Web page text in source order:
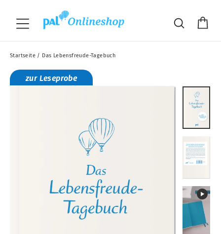
Inhalt
Seitennavigation Suche
Startseite / Das Lebensfreude-Tagebuch
zur Leseprobe